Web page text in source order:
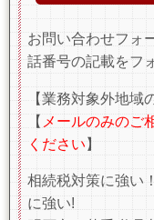
お問い合わせフォ
話番号の記載をフ
【業務対象外地域
【 メールのみのご
ください 】
相続税対策に強い
に強い!